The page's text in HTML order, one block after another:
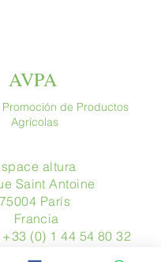
AVPA
de Productos
Agrícolas
altura
Saint Antoine
75004 París
​ Francia
+33 (0) 1 44 54 80 32